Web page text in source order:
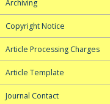
Archiving
Copyright Notice
Article Processing Charges
Article Template
Journal Contact